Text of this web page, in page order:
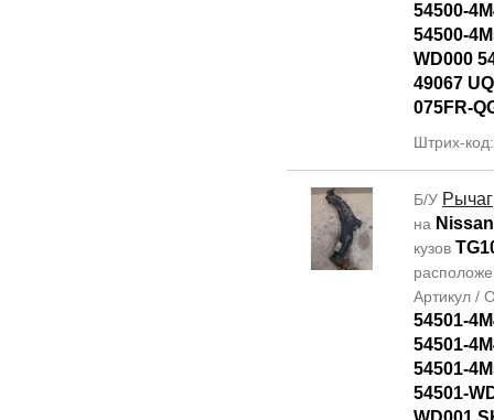
54500-
54500-
WD000
49067
075FR-
Штрих-
Б/У Рычаг
на
кузов
Артикул /
54501-
54501-
54501-
54501-